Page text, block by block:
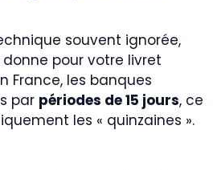
souvent ignorée,
pour votre livret
France, les banques
par périodes de 15 jours, ce
les « quinzaines ».